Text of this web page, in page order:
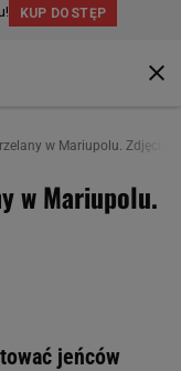
w Mariupolu. Zdjęcia
w Mariupolu.
jeńców